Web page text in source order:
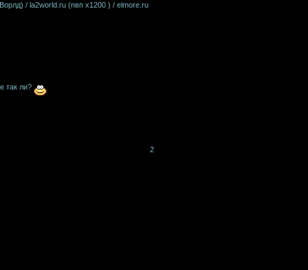
/ la2world.ru (пвп х1200 ) / elmore.ru
так ли?
2